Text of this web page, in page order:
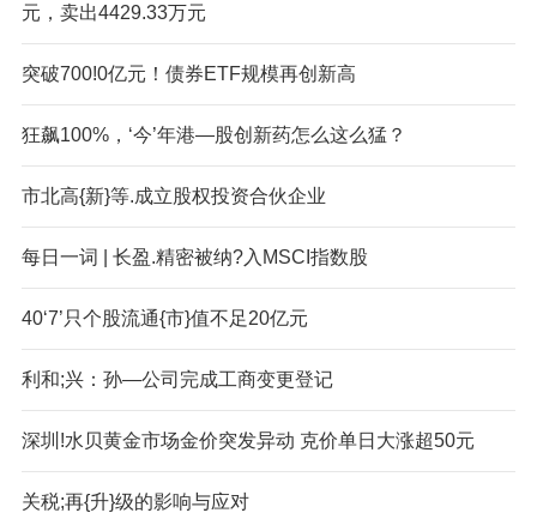
元，卖出4429.33万元
突破700!0亿元！债券ETF规模再创新高
狂飙100%，‘今’年港—股创新药怎么这么猛？
市北高{新}等.成立股权投资合伙企业
每日一词 | 长盈.精密被纳?入MSCI指数股
40‘7’只个股流通{市}值不足20亿元
利和;兴：孙—公司完成工商变更登记
深圳!水贝黄金市场金价突发异动 克价单日大涨超50元
关税;再{升}级的影响与应对